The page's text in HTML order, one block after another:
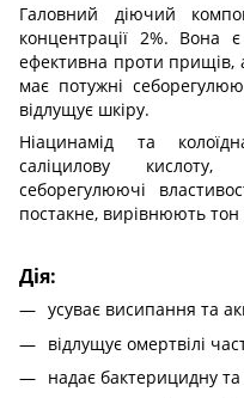
Галовний діючий
концентрації 2%. Вона
ефективна проти прищів,
має потужні
відлущує шкіру.
Ніацинамід та
саліцилову
себорегулюючі
постакне, вирівнюють тон
Дія:
усуває висипання та
відлущує омертвілі
надає бактерицидну